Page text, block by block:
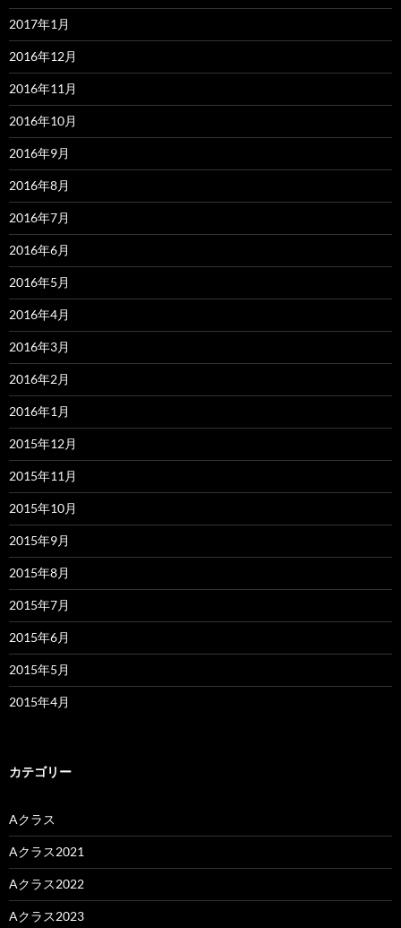
2017年1月
2016年12月
2016年11月
2016年10月
2016年9月
2016年8月
2016年7月
2016年6月
2016年5月
2016年4月
2016年3月
2016年2月
2016年1月
2015年12月
2015年11月
2015年10月
2015年9月
2015年8月
2015年7月
2015年6月
2015年5月
2015年4月
カテゴリー
Aクラス
Aクラス2021
Aクラス2022
Aクラス2023